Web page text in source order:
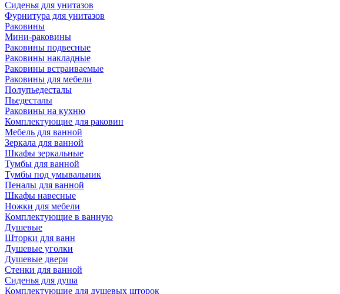
Сиденья для унитазов
Фурнитура для унитазов
Раковины
Мини-раковины
Раковины подвесные
Раковины накладные
Раковины встраиваемые
Раковины для мебели
Полупьедесталы
Пьедесталы
Раковины на кухню
Комплектующие для раковин
Мебель для ванной
Зеркала для ванной
Шкафы зеркальные
Тумбы для ванной
Тумбы под умывальник
Пеналы для ванной
Шкафы навесные
Ножки для мебели
Комплектующие в ванную
Душевые
Шторки для ванн
Душевые уголки
Душевые двери
Стенки для ванной
Сиденья для душа
Комплектующие для душевых шторок